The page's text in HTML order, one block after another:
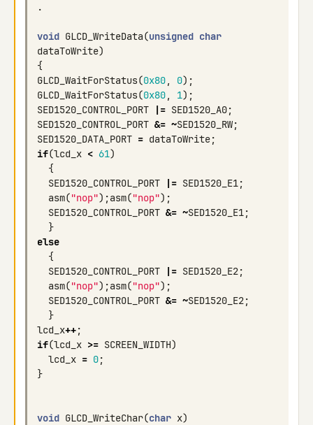
.
void GLCD_WriteData(unsigned char
dataToWrite)
{
GLCD_WaitForStatus(0x80, 0);
GLCD_WaitForStatus(0x80, 1);
SED1520_CONTROL_PORT
|= SED1520_A0;
SED1520_CONTROL_PORT &= ~SED1520_RW;
SED1520_DATA_PORT = dataToWrite;
if(lcd_x < 61)
{
SED1520_CONTROL_PORT
|= SED1520_E1;
asm("nop");asm("nop");
SED1520_CONTROL_PORT &= ~SED1520_E1;
}
else
{
SED1520_CONTROL_PORT
|= SED1520_E2;
asm("nop");asm("nop");
SED1520_CONTROL_PORT &= ~SED1520_E2;
}
lcd_x++;
if(lcd_x >= SCREEN_WIDTH)
lcd_x = 0;
}
void GLCD_WriteChar(char x)